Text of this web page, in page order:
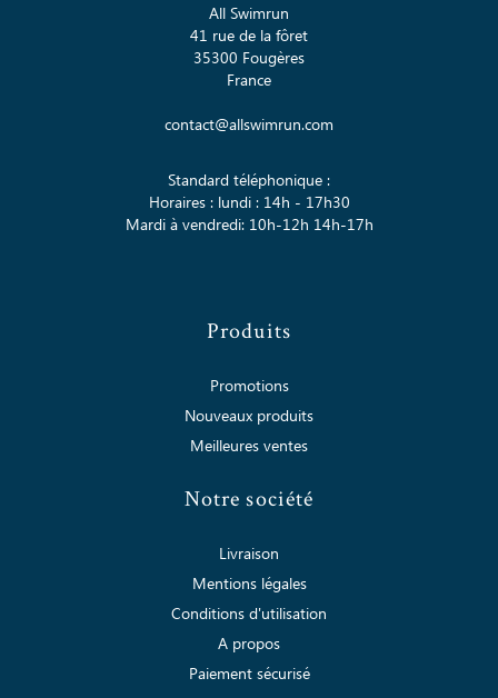
All Swimrun
41 rue de la fôret
35300 Fougères
France
contact@allswimrun.com
Standard téléphonique :
Horaires : lundi : 14h - 17h30
Mardi à vendredi: 10h-12h 14h-17h
Produits
Promotions
Nouveaux produits
Meilleures ventes
Notre société
Livraison
Mentions légales
Conditions d'utilisation
A propos
Paiement sécurisé